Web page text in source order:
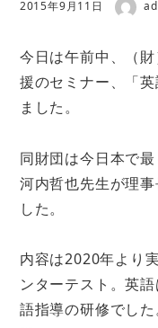
投稿日
2015年9月11日 著者
今日は午前中、（
援のセミナー、「
ました。
同財団は今日本で
河内哲也先生が理
した。
内容は2020年より
ンターテスト。英
語指導の研修でした